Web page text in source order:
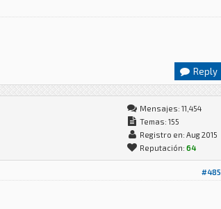
Reply
Mensajes: 11,454
Temas: 155
Registro en: Aug 2015
Reputación: 64
#485